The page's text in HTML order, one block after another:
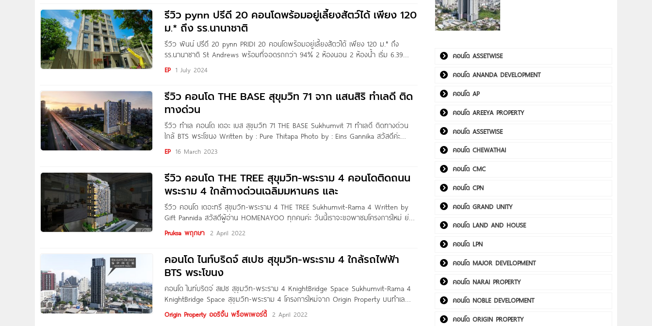
รีวิว pynn ปรีดี 20 คอนโดพร้อมอยู่เลี้ยงสัตว์ได้ เพียง 120
ม.* ถึง รร.นานาชาติ
รีวิว พินน์ ปรีดี 20 pynn PRIDI 20 คอนโดพร้อมอยู่เลี้ยงสัตว์ได้ เพียง 120 ม.* ถึง
รร.นานาชาติ St Andrews พร้อมที่จอดรถกว่า 94% 2 ห้องนอน 2 ห้องน้ำ เริ่ม 6.39
ลบ.* Written by : Pure Thitapa สวัสดีค่า
EP 1 July 2024
รีวิว คอนโด THE BASE สุขุมวิท 71 จาก แสนสิริ ทำเลดี ติด
ทางด่วน
รีวิว ทำเล คอนโด เดอะ เบส สุขุมวิท 71 THE BASE Sukhumvit 71 ทำเลดี ติดทางด่วน
ใกล้ BTS พระโขนง Written by : Pure Thitapa Photo by : Eins Gannika สวัสดีค่ะ
เพื่อน ๆ ชาว
EP 16 March 2023
รีวิว คอนโด THE TREE สุขุมวิท-พระราม 4 คอนโดติดถนน
พระราม 4 ใกล้ทางด่วนเฉลิมมหานคร และ
รีวิว คอนโด เดอะทรี สุขุมวิท-พระราม 4 THE TREE Sukhumvit-Rama 4 Written by
Gift Pannida สวัสดีผู้อ่าน HOMENAYOO ทุกคนค่ะ วันนี้เราจะขอพาชมโครงการใหม่ ย่าน
พระโขนง ติดถนนพระราม 4 กัน กับโครงการ The Tree สุขุมวิท-พระราม 4 ที่ตั้งอยู่บน
ถนนพระราม 4 แขวงพระโขนง เขตคลองเตย
Pruksa พฤกษา 2 April 2022
คอนโด ไนท์บริดจ์ สเปซ สุขุมวิท-พระราม 4 ใกล้รถไฟฟ้า
BTS พระโขนง
คอนโด ไนท์บริดจ์ สเปซ สุขุมวิท-พระราม 4 KnightBridge Space Sukhumvit-Rama 4
KnightBridge Space สุขุมวิท-พระราม 4 โครงการใหม่จาก Origin Property บนทำเล
ศักยภาพ เชื่อมต่อ 2 โซน โซนพระราม 4 และ สุขุมวิท ตัวโครงการตั้งอยู่ติดถนนใหญ่
พระราม 4 เขตคลองเตย กทม. เดินทางสะดวกสบาย ใกล้รถไฟฟ้า
Origin Property ออริจิ้น พร็อพเพอร์ตี้ 2 April 2022
คอนโด ASSETWISE
คอนโด ANANDA DEVELOPMENT
คอนโด AP
คอนโด AREEYA PROPERTY
คอนโด ASSETWISE
คอนโด CHEWATHAI
คอนโด CMC
คอนโด CPN
คอนโด GRAND UNITY
คอนโด LAND AND HOUSE
คอนโด LPN
คอนโด MAJOR DEVELOPMENT
คอนโด NARAI PROPERTY
คอนโด NOBLE DEVELOPMENT
คอนโด ORIGIN PROPERTY